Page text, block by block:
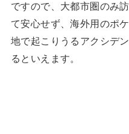
ですので、大都市圏のみ
て安心せず、海外用のポ
地で起こりうるアクシデ
るといえます。